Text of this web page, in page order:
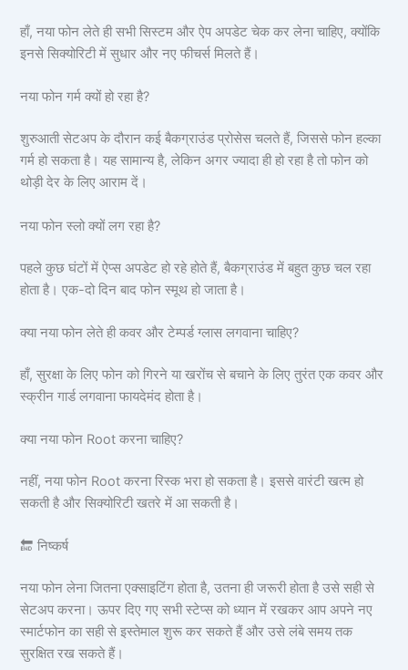
हाँ, नया फोन लेते ही सभी सिस्टम और ऐप अपडेट चेक कर लेना चाहिए, क्योंकि
इनसे सिक्योरिटी में सुधार और नए फीचर्स मिलते हैं।
नया फोन गर्म क्यों हो रहा है?
शुरुआती सेटअप के दौरान कई बैकग्राउंड प्रोसेस चलते हैं, जिससे फोन हल्का
गर्म हो सकता है। यह सामान्य है, लेकिन अगर ज्यादा ही हो रहा है तो फोन को
थोड़ी देर के लिए आराम दें।
नया फोन स्लो क्यों लग रहा है?
पहले कुछ घंटों में ऐप्स अपडेट हो रहे होते हैं, बैकग्राउंड में बहुत कुछ चल रहा
होता है। एक-दो दिन बाद फोन स्मूथ हो जाता है।
क्या नया फोन लेते ही कवर और टेम्पर्ड ग्लास लगवाना चाहिए?
हाँ, सुरक्षा के लिए फोन को गिरने या खरोंच से बचाने के लिए तुरंत एक कवर और
स्क्रीन गार्ड लगवाना फायदेमंद होता है।
क्या नया फोन Root करना चाहिए?
नहीं, नया फोन Root करना रिस्क भरा हो सकता है। इससे वारंटी खत्म हो
सकती है और सिक्योरिटी खतरे में आ सकती है।
🔚 निष्कर्ष
नया फोन लेना जितना एक्साइटिंग होता है, उतना ही जरूरी होता है उसे सही से
सेटअप करना। ऊपर दिए गए सभी स्टेप्स को ध्यान में रखकर आप अपने नए
स्मार्टफोन का सही से इस्तेमाल शुरू कर सकते हैं और उसे लंबे समय तक
सुरक्षित रख सकते हैं।